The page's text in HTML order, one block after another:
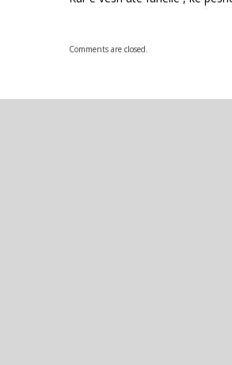
Comments are closed.